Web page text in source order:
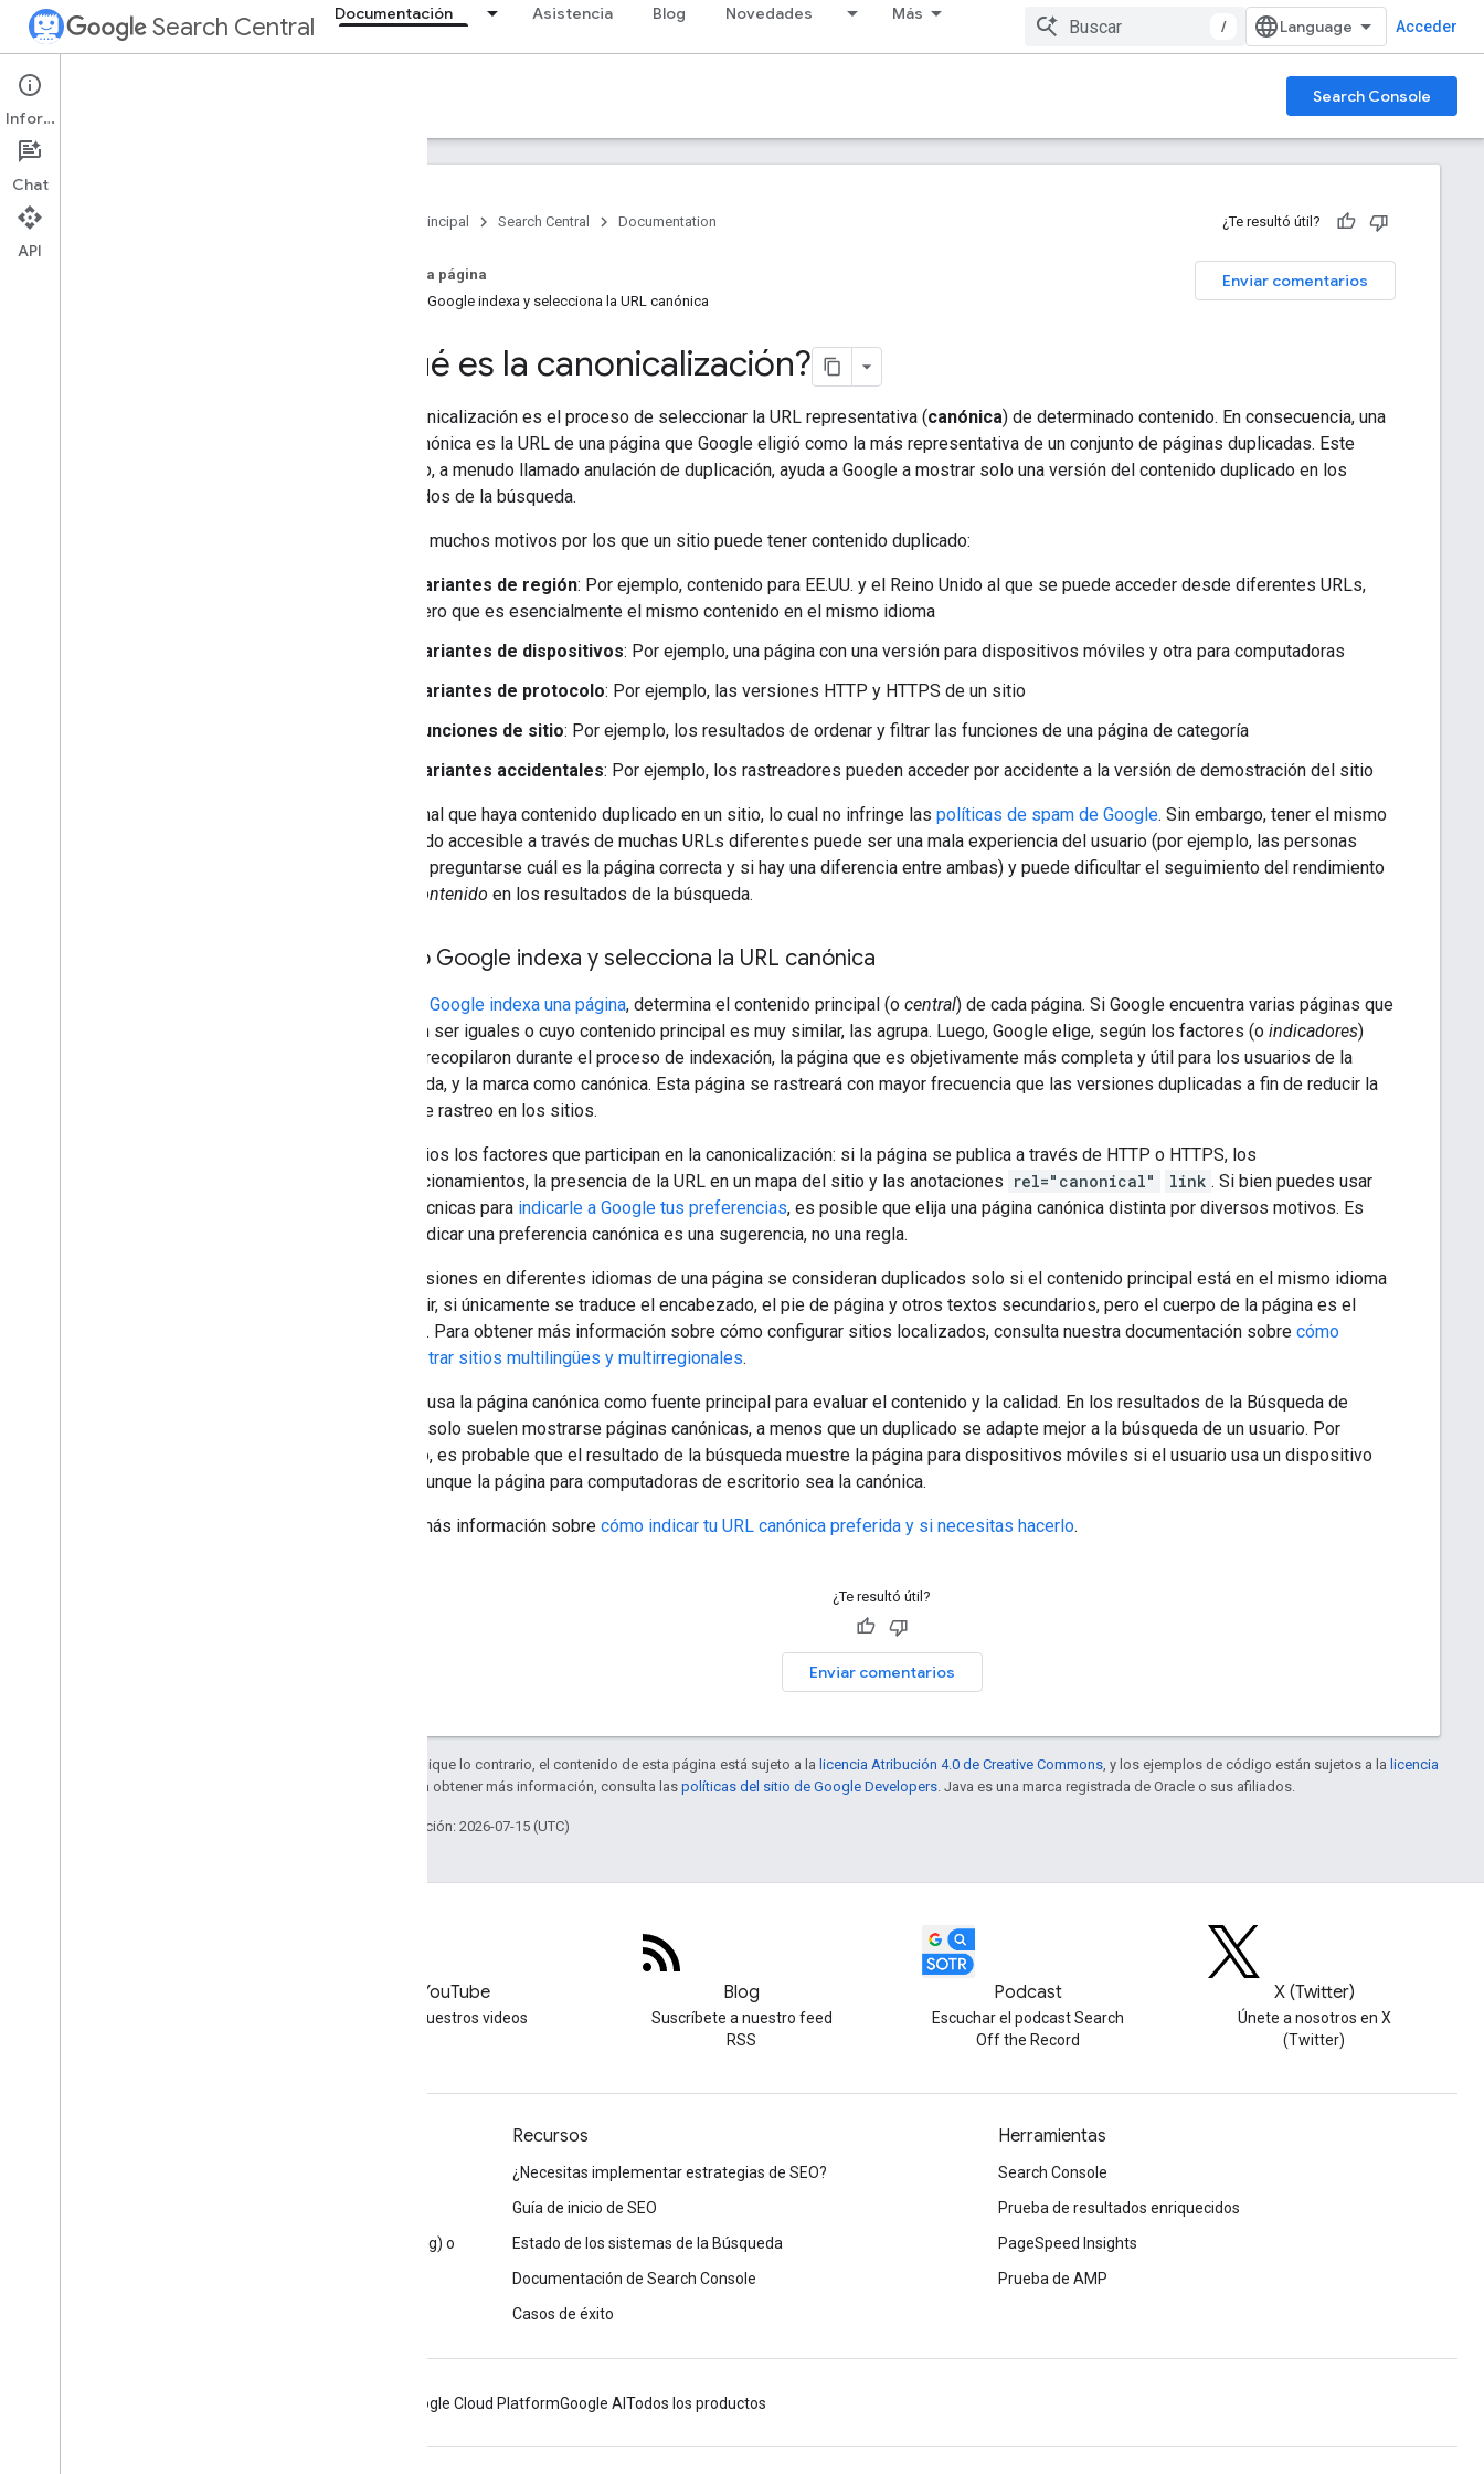
Search Central Documentación Asistencia Blog Novedades Más
/ Acceder
Documentation Search Console
Conceptos básicos de SEO
Página principal Search Central Documentation ¿Te resultó útil?
Enviar comentarios
En esta página
Cómo Google indexa y selecciona la URL canónica
¿Qué es la canonicalización?
La canonicalización es el proceso de seleccionar la URL representativa (canónica) de determinado contenido. En consecuencia, una
URL canónica es la URL de una página que Google eligió como la más representativa de un conjunto de páginas duplicadas. Este
proceso, a menudo llamado anulación de duplicación, ayuda a Google a mostrar solo una versión del contenido duplicado en los
resultados de la búsqueda.
Existen muchos motivos por los que un sitio puede tener contenido duplicado:
Variantes de región: Por ejemplo, contenido para EE.UU. y el Reino Unido al que se puede acceder desde diferentes URLs,
pero que es esencialmente el mismo contenido en el mismo idioma
Variantes de dispositivos: Por ejemplo, una página con una versión para dispositivos móviles y otra para computadoras
Variantes de protocolo: Por ejemplo, las versiones HTTP y HTTPS de un sitio
Funciones de sitio: Por ejemplo, los resultados de ordenar y filtrar las funciones de una página de categoría
Variantes accidentales: Por ejemplo, los rastreadores pueden acceder por accidente a la versión de demostración del sitio
Es normal que haya contenido duplicado en un sitio, lo cual no infringe las políticas de spam de Google. Sin embargo, tener el mismo
contenido accesible a través de muchas URLs diferentes puede ser una mala experiencia del usuario (por ejemplo, las personas
pueden preguntarse cuál es la página correcta y si hay una diferencia entre ambas) y puede dificultar el seguimiento del rendimiento
contenido en los resultados de la búsqueda.
Cómo Google indexa y selecciona la URL canónica
Google indexa una página, determina el contenido principal (o central) de cada página. Si Google encuentra varias páginas que
parecen ser iguales o cuyo contenido principal es muy similar, las agrupa. Luego, Google elige, según los factores (o indicadores)
que se recopilaron durante el proceso de indexación, la página que es objetivamente más completa y útil para los usuarios de la
búsqueda, y la marca como canónica. Esta página se rastreará con mayor frecuencia que las versiones duplicadas a fin de reducir la
carga de rastreo en los sitios.
Son varios los factores que participan en la canonicalización: si la página se publica a través de HTTP o HTTPS, los
redireccionamientos, la presencia de la URL en un mapa del sitio y las anotaciones rel="canonical" link . Si bien puedes usar
esas técnicas para indicarle a Google tus preferencias, es posible que elija una página canónica distinta por diversos motivos. Es
decir, indicar una preferencia canónica es una sugerencia, no una regla.
Las versiones en diferentes idiomas de una página se consideran duplicados solo si el contenido principal está en el mismo idioma
(es decir, si únicamente se traduce el encabezado, el pie de página y otros textos secundarios, pero el cuerpo de la página es el
mismo). Para obtener más información sobre cómo configurar sitios localizados, consulta nuestra documentación sobre cómo
administrar sitios multilingües y multirregionales.
Google usa la página canónica como fuente principal para evaluar el contenido y la calidad. En los resultados de la Búsqueda de
Google solo suelen mostrarse páginas canónicas, a menos que un duplicado se adapte mejor a la búsqueda de un usuario. Por
ejemplo, es probable que el resultado de la búsqueda muestre la página para dispositivos móviles si el usuario usa un dispositivo
móvil, aunque la página para computadoras de escritorio sea la canónica.
Obtén más información sobre cómo indicar tu URL canónica preferida y si necesitas hacerlo.
¿Te resultó útil?
Enviar comentarios
Salvo que se indique lo contrario, el contenido de esta página está sujeto a la licencia Atribución 4.0 de Creative Commons , y los ejemplos de código están sujetos a la licencia
. Para obtener más información, consulta las políticas del sitio de Google Developers . Java es una marca registrada de Oracle o sus afiliados.
Última actualización: 2026-07-15 (UTC)
YouTube
Mire nuestros videos
Blog
Suscríbete a nuestro feed
RSS
Podcast
Escuchar el podcast Search
Off the Record
X (Twitter)
Únete a nosotros en X
(Twitter)
Cómo denunciar spam, suplantación de identidad (phishing) o
Recursos
¿Necesitas implementar estrategias de SEO?
Guía de inicio de SEO
Estado de los sistemas de la Búsqueda
Documentación de Search Console
Casos de éxito
Herramientas
Search Console
Prueba de resultados enriquecidos
PageSpeed Insights
Prueba de AMP
Google Cloud PlatformGoogle AI Todos los productos
Información
Chat
API